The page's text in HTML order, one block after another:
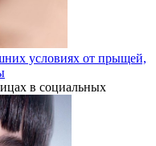
условиях от прыщей,
в социальных